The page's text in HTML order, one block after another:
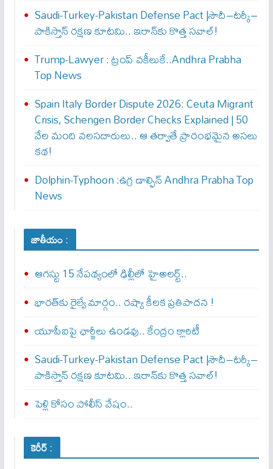
Saudi-Turkey-Pakistan Defense Pact |సౌదీ–టర్కీ–
పాకిస్తాన్ రక్షణ కూటమి.. ఇరాన్‌కు కొత్త సవాల్!
Trump-Lawyer : ట్రంప్ వ‌కీలుకే..Andhra Prabha
Top News
Spain Italy Border Dispute 2026: Ceuta Migrant
Crisis, Schengen Border Checks Explained | 50
వేల మంది వలసదారులు.. ఆ తర్వాతే ప్రారంభ‌మైన అసలు
కథ!
Dolphin-Typhoon :ఉగ్ర డాల్ఫిన్ Andhra Prabha Top
News
జాతీయం :
ఆగస్టు 15 నేపథ్యంలో ఢిల్లీలో హైఅలర్ట్..
భారత్‌కు రైల్వే మార్గం.. రష్యా కీలక ప్రతిపాదన !
యూపీఐపై ఛార్జీలు ఉండవు.. కేంద్రం క్లారిటీ
Saudi-Turkey-Pakistan Defense Pact |సౌదీ–టర్కీ–
పాకిస్తాన్ రక్షణ కూటమి.. ఇరాన్‌కు కొత్త సవాల్!
పెళ్లి కోసం పోలీస్ వేషం..
కెరీర్ :